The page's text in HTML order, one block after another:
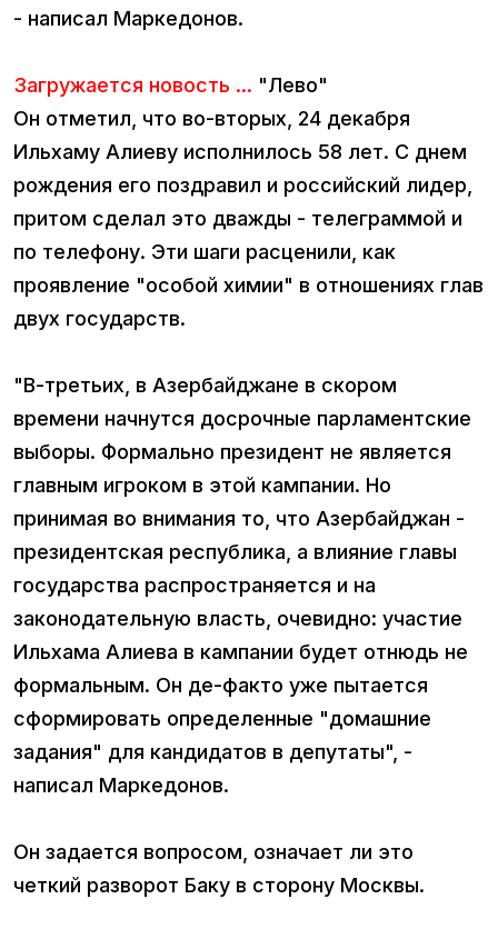
- написал Маркедонов.
Загружается новость ... "Лево"
Он отметил, что во-вторых, 24 декабря
Ильхаму Алиеву исполнилось 58 лет. С днем
рождения его поздравил и российский лидер,
притом сделал это дважды - телеграммой и
по телефону. Эти шаги расценили, как
проявление "особой химии" в отношениях глав
двух государств.
"В-третьих, в Азербайджане в скором
времени начнутся досрочные парламентские
выборы. Формально президент не является
главным игроком в этой кампании. Но
принимая во внимания то, что Азербайджан -
президентская республика, а влияние главы
государства распространяется и на
законодательную власть, очевидно: участие
Ильхама Алиева в кампании будет отнюдь не
формальным. Он де-факто уже пытается
сформировать определенные "домашние
задания" для кандидатов в депутаты", -
написал Маркедонов.
Он задается вопросом, означает ли это
четкий разворот Баку в сторону Москвы.